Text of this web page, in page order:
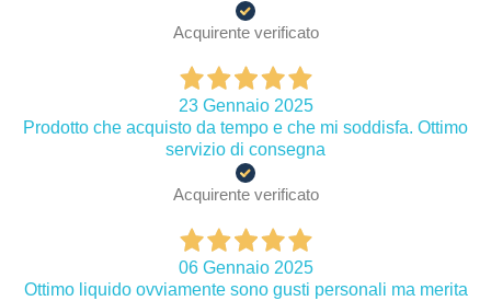
Acquirente verificato
23 Gennaio 2025
Prodotto che acquisto da tempo e che mi soddisfa. Ottimo
servizio di consegna
Acquirente verificato
06 Gennaio 2025
Ottimo liquido ovviamente sono gusti personali ma merita